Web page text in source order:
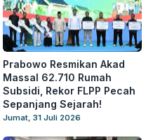
Prabowo Resmikan Akad
Massal 62.710 Rumah
Subsidi, Rekor FLPP Pecah
Sepanjang Sejarah!
Jumat, 31 Juli 2026